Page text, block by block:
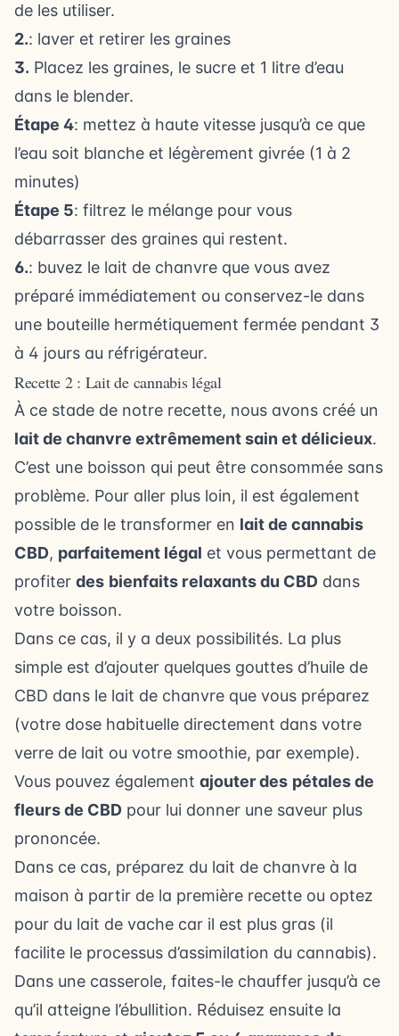
de les utiliser.
2.: laver et retirer les graines
3. Placez les graines, le sucre et 1 litre d’eau
dans le blender.
Étape 4: mettez à haute vitesse jusqu’à ce que
l’eau soit blanche et légèrement givrée (1 à 2
minutes)
Étape 5: filtrez le mélange pour vous
débarrasser des graines qui restent.
6.: buvez le lait de chanvre que vous avez
préparé immédiatement ou conservez-le dans
une bouteille hermétiquement fermée pendant 3
à 4 jours au réfrigérateur.
Recette 2 : Lait de cannabis légal
À ce stade de notre recette, nous avons créé un
lait de chanvre extrêmement sain et délicieux.
C’est une boisson qui peut être consommée sans
problème. Pour aller plus loin, il est également
possible de le transformer en lait de cannabis
CBD, parfaitement légal et vous permettant de
profiter des bienfaits relaxants du CBD dans
votre boisson.
Dans ce cas, il y a deux possibilités. La plus
simple est d’ajouter quelques gouttes d’huile de
CBD dans le lait de chanvre que vous préparez
(votre dose habituelle directement dans votre
verre de lait ou votre smoothie, par exemple).
Vous pouvez également ajouter des pétales de
fleurs de CBD pour lui donner une saveur plus
prononcée.
Dans ce cas, préparez du lait de chanvre à la
maison à partir de la première recette ou optez
pour du lait de vache car il est plus gras (il
facilite le processus d’assimilation du cannabis).
Dans une casserole, faites-le chauffer jusqu’à ce
qu’il atteigne l’ébullition. Réduisez ensuite la